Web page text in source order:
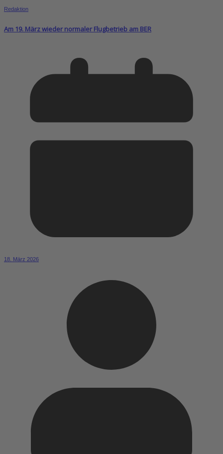
Redaktion
Am 19. März wieder normaler Flugbetrieb am BER
18. März 2026